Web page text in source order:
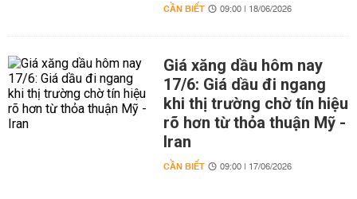
CẦN BIẾT 09:00 | 18/06/2026
Giá xăng dầu hôm nay
17/6: Giá dầu đi ngang
khi thị trường chờ tín hiệu
rõ hơn từ thỏa thuận Mỹ -
Iran
CẦN BIẾT 09:00 | 17/06/2026